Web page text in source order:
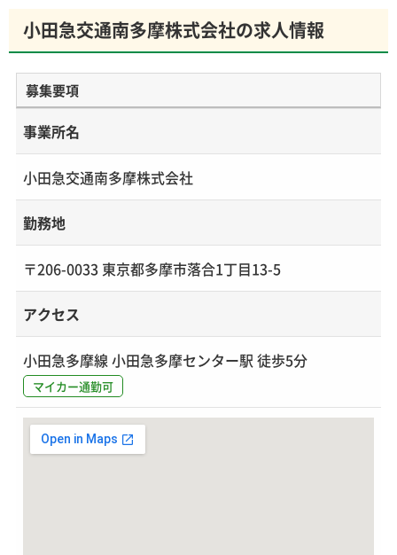
小田急交通南多摩株式会社の求人情報
募集要項
事業所名
小田急交通南多摩株式会社
勤務地
〒206-0033 東京都多摩市落合1丁目13-5
アクセス
小田急多摩線 小田急多摩センター駅 徒歩5分
マイカー通勤可